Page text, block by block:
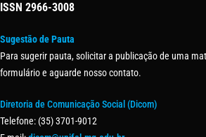
ISSN 2966-3008
Sugestão de Pauta
Para sugerir pauta, solicitar a publicação de uma
formulário e aguarde nosso contato.
Diretoria de Comunicação Social (Dicom)
Telefone: (35) 3701-9012